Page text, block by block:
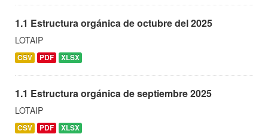
1.1 Estructura orgánica de octubre del 2025
LOTAIP
CSV PDF XLSX
1.1 Estructura orgánica de septiembre 2025
LOTAIP
CSV PDF XLSX